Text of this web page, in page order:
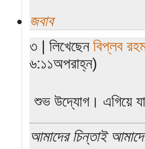
জবাব
৩ | লিখেছেন বিপ্লব
৬:১১অপরাহ্ন)
শুভ উদ্যোগ। এগিয়ে
আমাদের চিন্তাই